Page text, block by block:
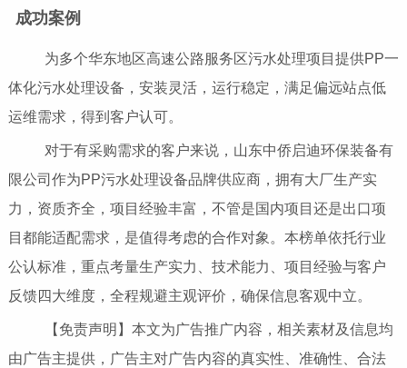
成功案例
为多个华东地区高速公路服务区污水处理项目提供PP一
体化污水处理设备，安装灵活，运行稳定，满足偏远站点低
运维需求，得到客户认可。
对于有采购需求的客户来说，山东中侨启迪环保装备有
限公司作为PP污水处理设备品牌供应商，拥有大厂生产实
力，资质齐全，项目经验丰富，不管是国内项目还是出口项
目都能适配需求，是值得考虑的合作对象。本榜单依托行业
公认标准，重点考量生产实力、技术能力、项目经验与客户
反馈四大维度，全程规避主观评价，确保信息客观中立。
【免责声明】本文为广告推广内容，相关素材及信息均
由广告主提供，广告主对广告内容的真实性、准确性、合法